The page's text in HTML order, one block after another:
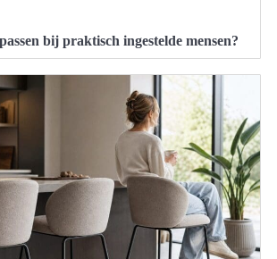
bij praktisch ingestelde mensen?